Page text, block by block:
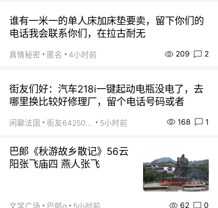
谁有一米一的单人床加床垫要卖，留下你们的
电话我会联系你们，在拉古耐无
真情秘密 匿名 4小时前 209 2
街友们好：汽车218i一键起动电瓶没电了，去
哪里换比较好修理厂，留个电话号码或者
闲聊法国 街友64250024 5小时前 168 1
巴郞《秋游故乡散记》56云
阳张飞庙四 燕人张飞
62 0